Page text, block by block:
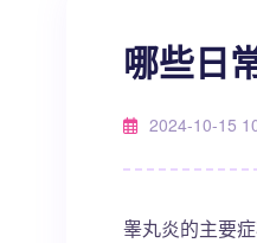
哪些日
2024-10-15
睾丸炎的主要